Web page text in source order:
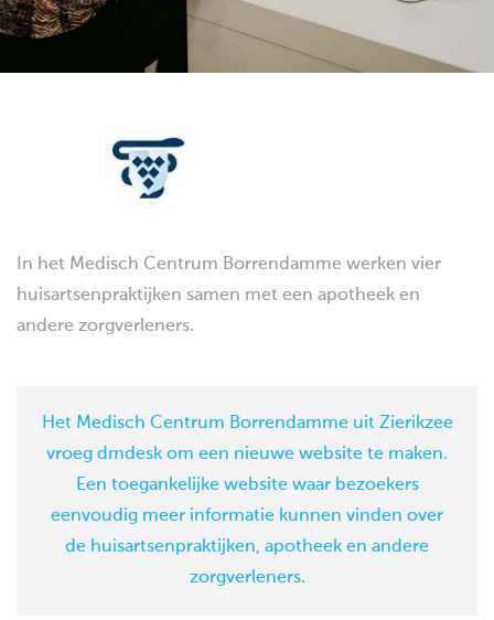
In het Medisch Centrum Borrendamme werken vier
huisartsenpraktijken samen met een apotheek en
andere zorgverleners.
Het Medisch Centrum Borrendamme uit Zierikzee
vroeg dmdesk om een nieuwe website te maken.
Een toegankelijke website waar bezoekers
eenvoudig meer informatie kunnen vinden over
de huisartsenpraktijken, apotheek en andere
zorgverleners.